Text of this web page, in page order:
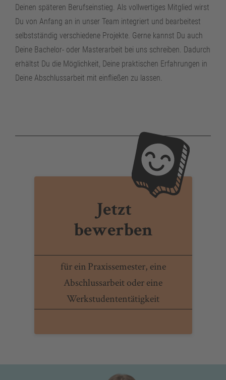
Deinen späteren Berufseinstieg. Als vollwertiges Mitglied wirst
Du von Anfang an in unser Team integriert und bearbeitest
selbstständig verschiedene Projekte. Gerne kannst Du auch
Deine Bachelor- oder Masterarbeit bei uns schreiben. Dadurch
erhältst Du die Möglichkeit, Deine praktischen Erfahrungen in
Deine Abschlussarbeit mit einfließen zu lassen.
Jetzt
bewerben
für ein Praxissemester, eine
Abschlussarbeit oder eine
Werkstudententätigkeit